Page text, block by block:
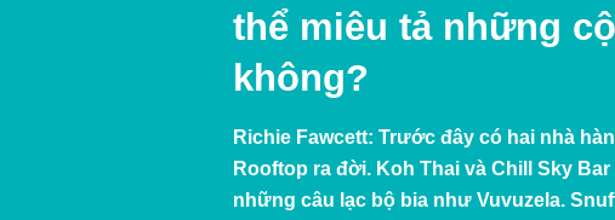
thể miêu tả những
không?
Richie Fawcett: Trước đây có hai nhà
Rooftop ra đời. Koh Thai và Chill Sky
những câu lạc bộ bia như Vuvuzela.